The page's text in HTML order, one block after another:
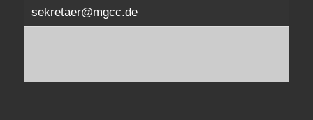
sekretaer@mgcc.de